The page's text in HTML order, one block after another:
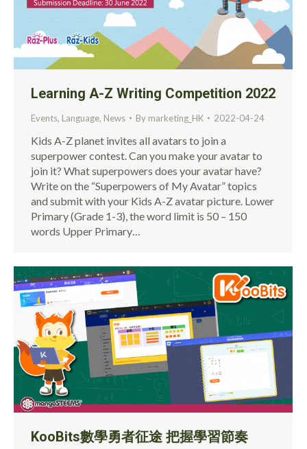
Learning A-Z Writing Competition 2022
Events, Language, News By marketing_HK 2022-04-24
Kids A-Z planet invites all avatars to join a
superpower contest. Can you make your avatar to
join it? What superpowers does your avatar have?
Write on the “Superpowers of My Avatar” topics
and submit with your Kids A-Z avatar picture. Lower
Primary (Grade 1-3), the word limit is 50 – 150
words Upper Primary…
KooBits數學勇者征途 把握學習節奏